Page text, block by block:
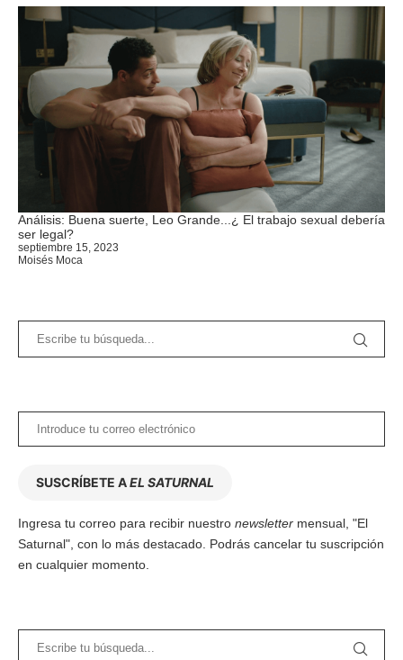
Análisis: Buena suerte, Leo Grande...¿ El trabajo sexual debería
ser legal?
septiembre 15, 2023
Moisés Moca
SUSCRÍBETE AEL SATURNAL
Ingresa tu correo para recibir nuestro newsletter mensual, "El
Saturnal", con lo más destacado. Podrás cancelar tu suscripción
en cualquier momento.